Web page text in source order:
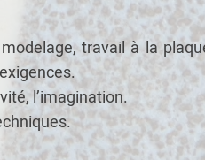
travail à la
l’imagination.